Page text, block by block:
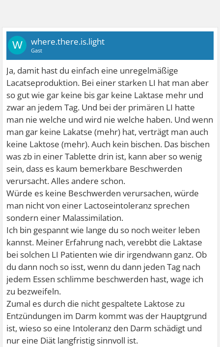
W where.there.is.light
Gast
Ja, damit hast du einfach eine unregelmäßige
Lacatseproduktion. Bei einer starken LI hat man aber
so gut wie gar keine bis gar keine Laktase mehr und
zwar an jedem Tag. Und bei der primären LI hatte
man nie welche und wird nie welche haben. Und wenn
man gar keine Lakatse (mehr) hat, verträgt man auch
keine Laktose (mehr). Auch kein bischen. Das bischen
was zb in einer Tablette drin ist, kann aber so wenig
sein, dass es kaum bemerkbare Beschwerden
verursacht. Alles andere schon.
Würde es keine Beschwerden verursachen, würde
man nicht von einer Lactoseintoleranz sprechen
sondern einer Malassimilation.
Ich bin gespannt wie lange du so noch weiter leben
kannst. Meiner Erfahrung nach, verebbt die Laktase
bei solchen LI Patienten wie dir irgendwann ganz. Ob
du dann noch so isst, wenn du dann jeden Tag nach
jedem Essen schlimme beschwerden hast, wage ich
zu bezweifeln.
Zumal es durch die nicht gespaltete Laktose zu
Entzündungen im Darm kommt was der Hauptgrund
ist, wieso so eine Intoleranz den Darm schädigt und
nur eine Diät langfristig sinnvoll ist.